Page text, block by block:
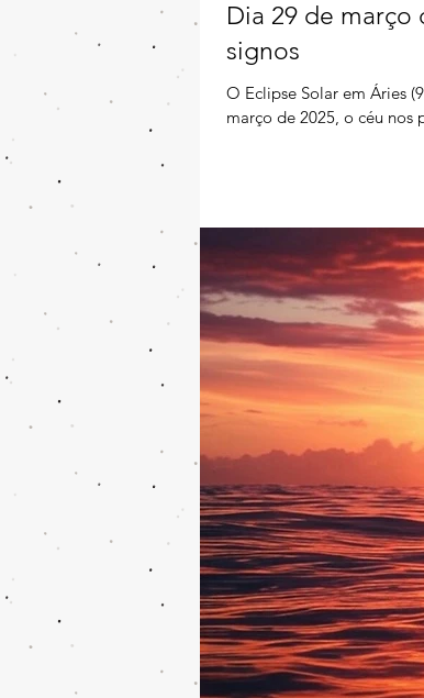
Dia 29 de março
signos
O Eclipse Solar em Áries
março de 2025, o céu nos